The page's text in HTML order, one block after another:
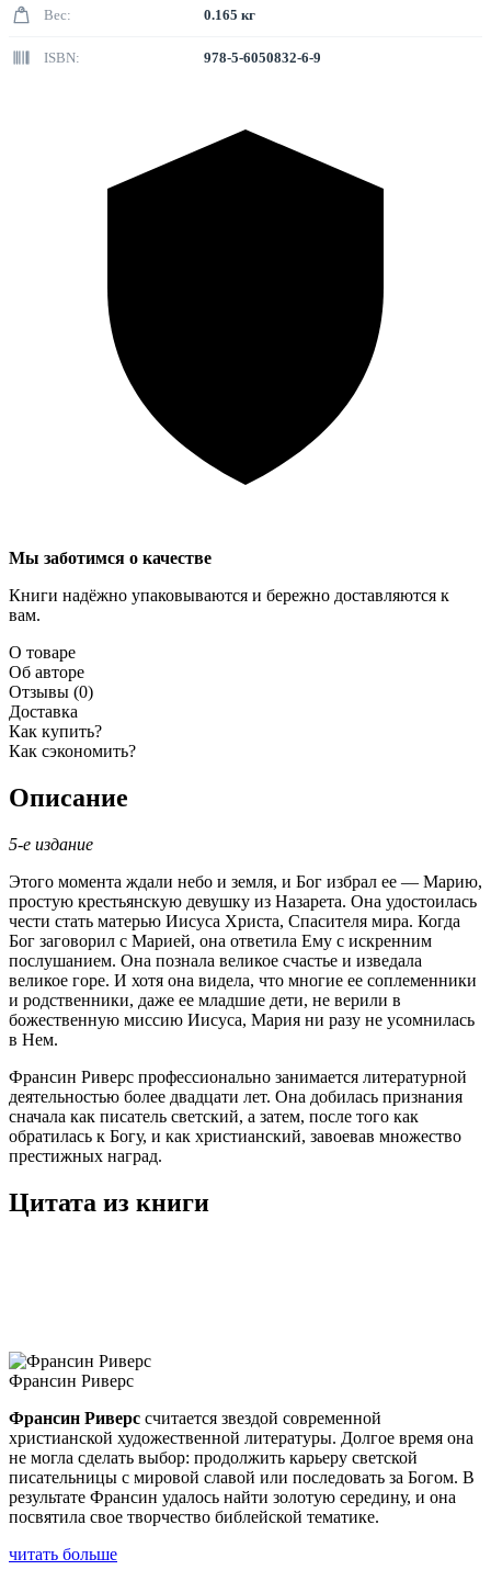
Вес: 0.165 кг
ISBN: 978-5-6050832-6-9
Мы заботимся о качестве
Книги надёжно упаковываются и бережно доставляются к
вам.
О товаре
Об авторе
Отзывы (0)
Доставка
Как купить?
Как сэкономить?
Описание
5-е издание
Этого момента ждали небо и земля, и Бог избрал ее — Марию,
простую крестьянскую девушку из Назарета. Она удостоилась
чести стать матерью Иисуса Христа, Спасителя мира. Когда
Бог заговорил с Марией, она ответила Ему с искренним
послушанием. Она познала великое счастье и изведала
великое горе. И хотя она видела, что многие ее соплеменники
и родственники, даже ее младшие дети, не верили в
божественную миссию Иисуса, Мария ни разу не усомнилась
в Нем.
Франсин Риверс профессионально занимается литературной
деятельностью более двадцати лет. Она добилась признания
сначала как писатель светский, а затем, после того как
обратилась к Богу, и как христианский, завоевав множество
престижных наград.
Цитата из книги
Франсин Риверс
Франсин Риверс считается звездой современной
христианской художественной литературы. Долгое время она
не могла сделать выбор: продолжить карьеру светской
писательницы с мировой славой или последовать за Богом. В
результате Франсин удалось найти золотую середину, и она
посвятила свое творчество библейской тематике.
читать больше